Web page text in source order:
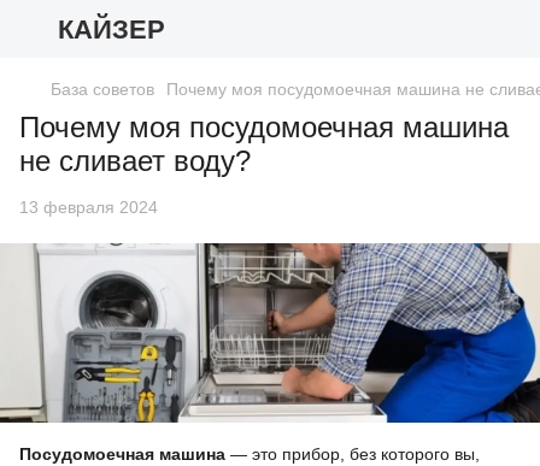
КАЙЗЕР
База советов Почему моя посудомоечная машина не
Почему моя посудомоечная машина
не сливает воду?
13 февраля 2024
Посудомоечная машина — это прибор, без которого вы,